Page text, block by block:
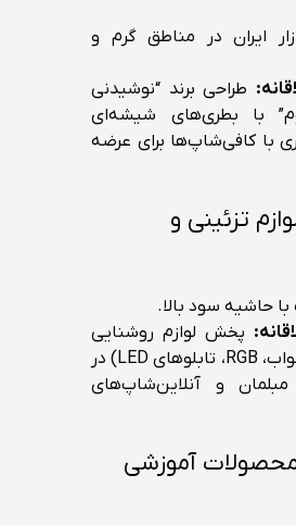
ایران در مناطق گرم و
طراحی برند “نوشیدنی
با بطری‌های شیشه‌ای
با کافی‌شاپ‌ها برای عرضه
تزئینی و
با حاشیه سود بالا.
پخش لوازم روشنایی
کوچک (چراغ خواب، RGB، تابلوهای LED) در
مبلمان و آنلاین‌شاپ‌های
آموزشی